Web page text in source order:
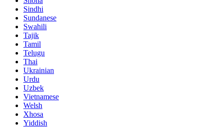
Sindhi
Sundanese
Swahili
Tajik
Tamil
Telugu
Thai
Ukrainian
Urdu
Uzbek
Vietnamese
Welsh
Xhosa
Yiddish